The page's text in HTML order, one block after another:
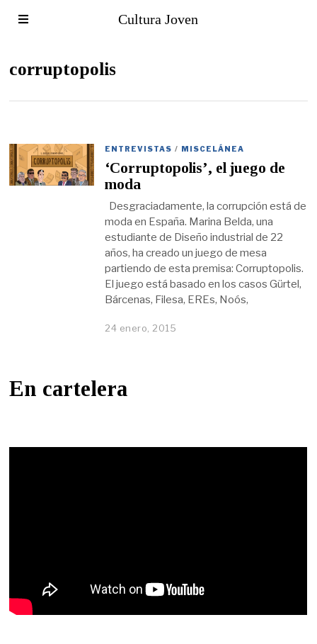
Cultura Joven
corruptopolis
ENTREVISTAS / MISCELÁNEA
‘Corruptopolis’, el juego de
moda
Desgraciadamente, la corrupción está de
moda en España. Marina Belda, una
estudiante de Diseño industrial de 22
años, ha creado un juego de mesa
partiendo de esta premisa: Corruptopolis.
El juego está basado en los casos Gürtel,
Bárcenas, Filesa, EREs, Noós,
24 enero, 2015
En cartelera